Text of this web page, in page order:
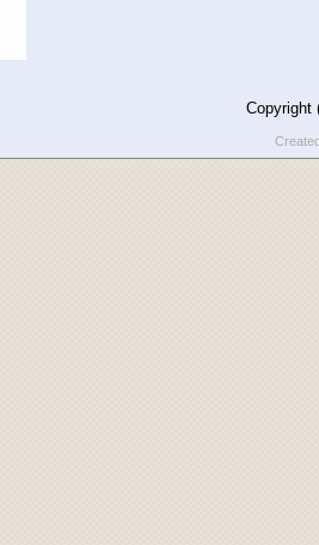
Copyright